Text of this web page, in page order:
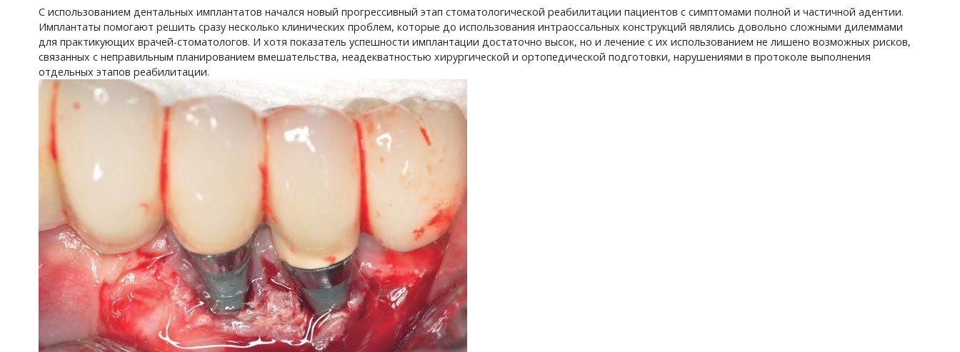
С использованием дентальных имплантатов начался новый прогрессивный этап стоматологической реабилитации пациентов с симптомами полной и частичной адентии.
Имплантаты помогают решить сразу несколько клинических проблем, которые до использования интраоссальных конструкций являлись довольно сложными дилеммами
для практикующих врачей-стоматологов. И хотя показатель успешности имплантации достаточно высок, но и лечение с их использованием не лишено возможных рисков,
связанных с неправильным планированием вмешательства, неадекватностью хирургической и ортопедической подготовки, нарушениями в протоколе выполнения
отдельных этапов реабилитации.